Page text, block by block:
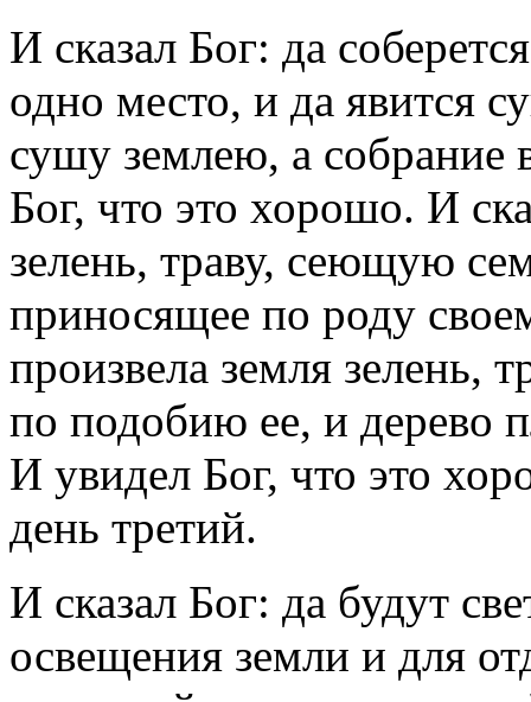
И сказал Бог: да
одно место, и да явится
сушу землею, а собрание
Бог, что это хорошо. И
зелень, траву, сеющую
приносящее по роду
произвела земля зелень,
по подобию ее, и дерево
И увидел Бог, что это
день третий.
И сказал Бог: да будут
освещения земли и для